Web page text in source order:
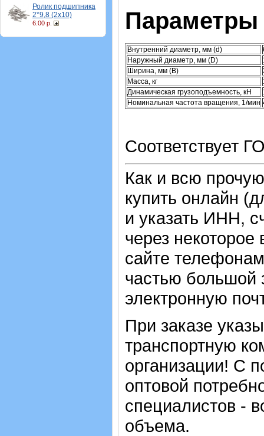
Ролик подшипника
2*9,8 (2х10)
6.00 р. Параметры
Внутренний диаметр, мм (d)
Наружный диаметр, мм (D)
Ширина, мм (B)
Масса, кг
Динамическая грузоподъемность, кН
Номинальная частота вращения, 1/мин
Соответствует
Как и всю
купить онлайн
и указать ИНН,
через
сайте
частью большой
электронную
При заказе
транспортную
организации! С
оптовой
специалистов -
объема.